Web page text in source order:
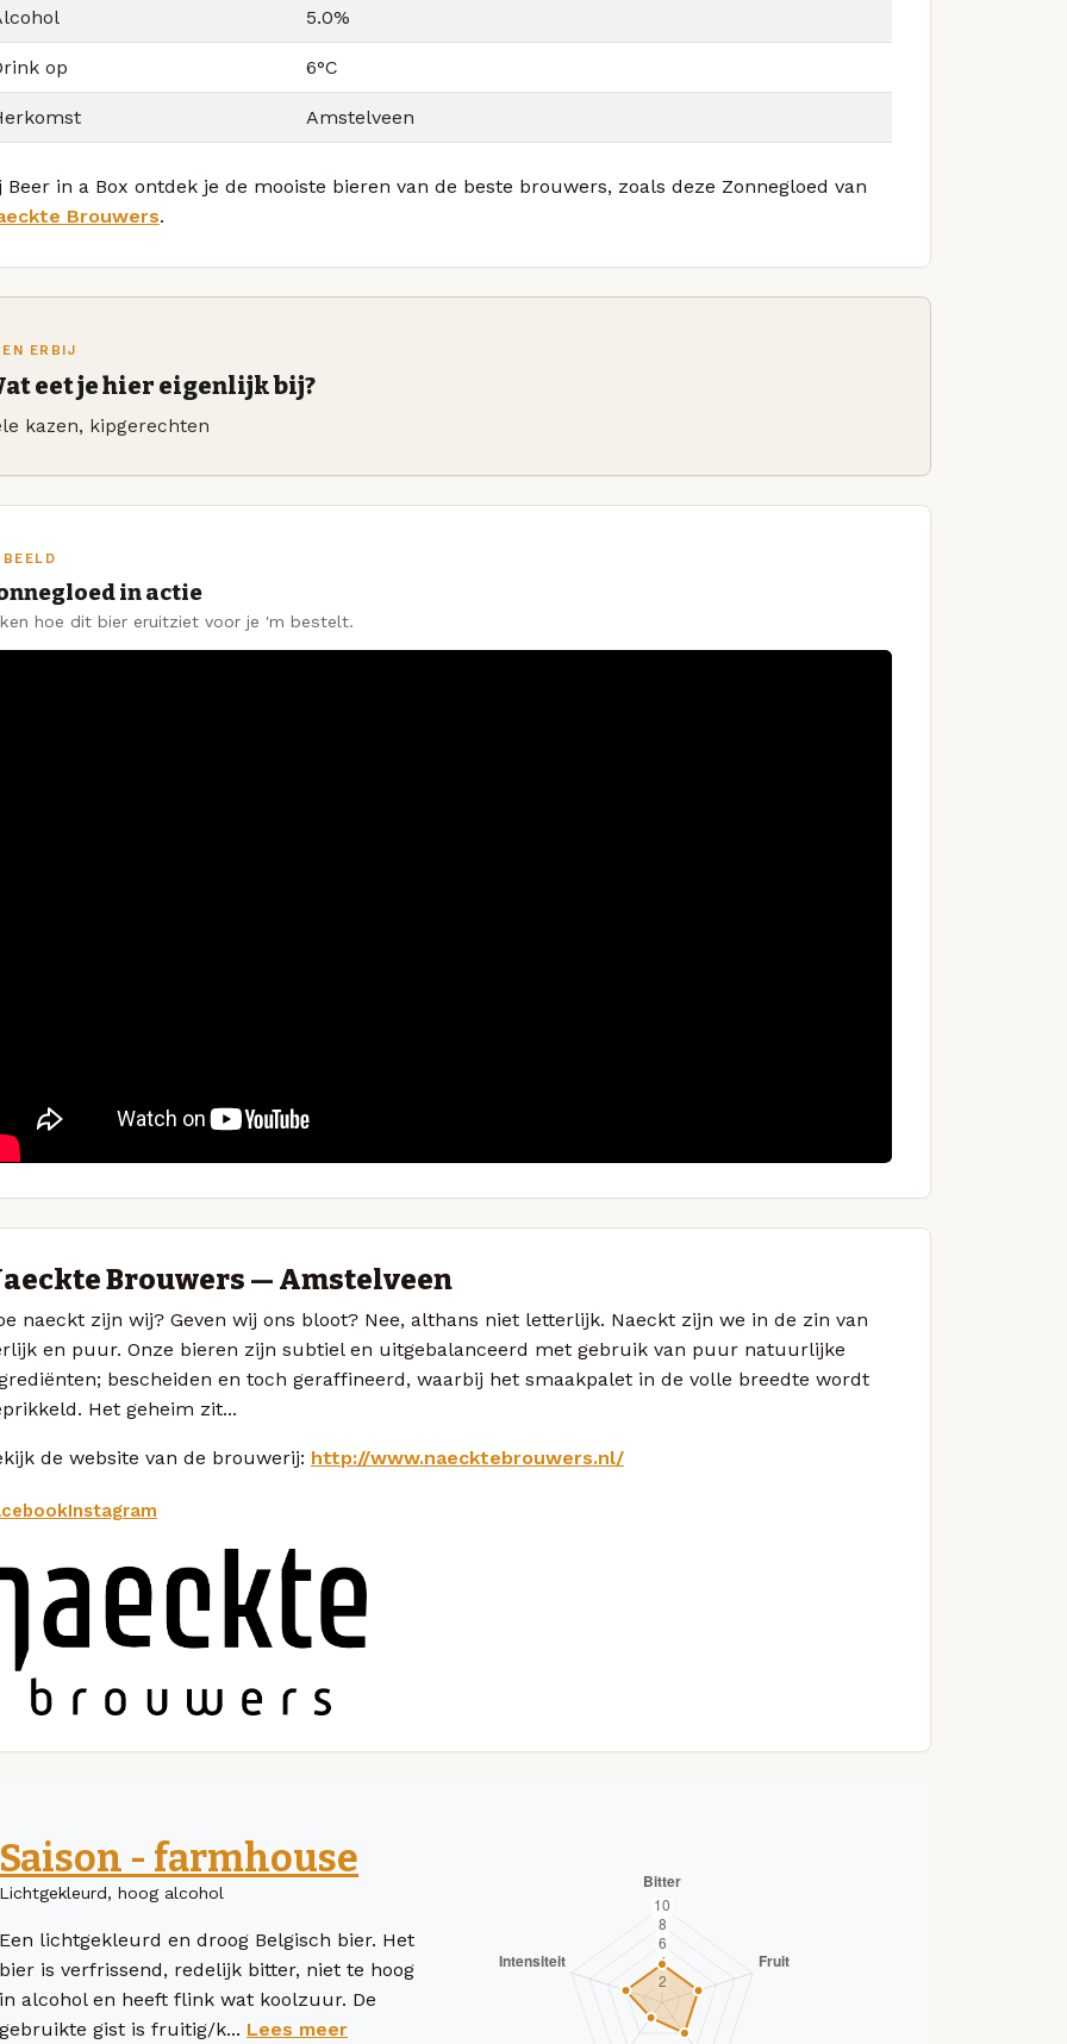
5.0%
op 6°C
Amstelveen
Beer in a Box ontdek je de mooiste bieren van de beste brouwers, zoals deze Zonnegloed van
Brouwers.
ERBIJ
eet je hier eigenlijk bij?
kazen, kipgerechten
BEELD
in actie
hoe dit bier eruitziet voor je 'm bestelt.
Brouwers — Amstelveen
naeckt zijn wij? Geven wij ons bloot? Nee, althans niet letterlijk. Naeckt zijn we in de zin van
en puur. Onze bieren zijn subtiel en uitgebalanceerd met gebruik van puur natuurlijke
bescheiden en toch geraffineerd, waarbij het smaakpalet in de volle breedte wordt
Het geheim zit...
de website van de brouwerij: http://www.naecktebrouwers.nl/
Instagram
Saison - farmhouse
Lichtgekleurd, hoog alcohol
Een lichtgekleurd en droog Belgisch bier. Het
bier is verfrissend, redelijk bitter, niet te hoog
in alcohol en heeft flink wat koolzuur. De
gebruikte gist is fruitig/k... Lees meer